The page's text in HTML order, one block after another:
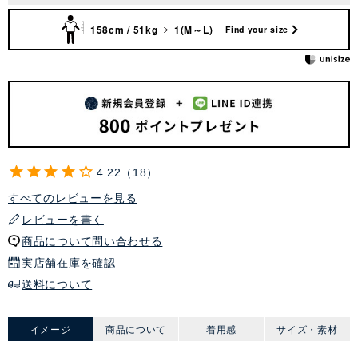
158cm / 51kg 1(M～L) Find your size
4.22
18
すべてのレビューを見る
レビューを書く
商品について問い合わせる
実店舗在庫を確認
送料について
イメージ 商品について 着用感 サイズ・素材